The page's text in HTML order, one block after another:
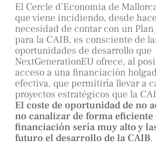
El Cercle d’Economia de
que viene incidiendo, desde
necesidad de contar con un
para la CAIB, es consciente de
oportunidades de desarrollo que
NextGenerationEU ofrece, al
acceso a una financiación
efectiva, que permitiría llevar a
proyectos estratégicos que la
El coste de oportunidad de no
no canalizar de forma eficiente
financiación sería muy alto y
futuro el desarrollo de la CAIB.